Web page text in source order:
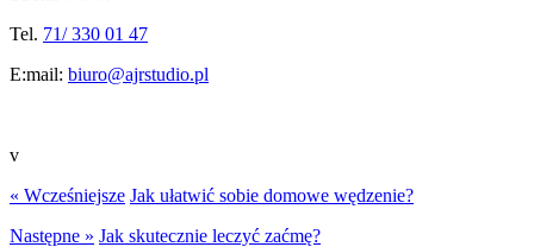
Tel. 71/ 330 01 47
E:mail: biuro@ajrstudio.pl
v
« Wcześniejsze Jak ułatwić sobie domowe wędzenie?
Następne » Jak skutecznie leczyć zaćmę?